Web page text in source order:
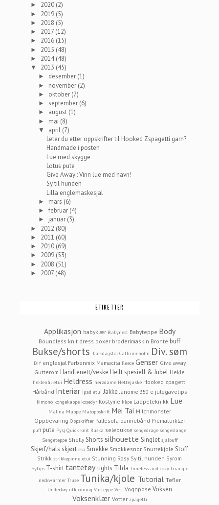
► 2020 (2)
► 2019 (5)
► 2018 (5)
► 2017 (12)
► 2016 (15)
► 2015 (48)
► 2014(48)
▼ 2013 (45)
► desember (1)
► november (2)
► oktober (7)
►september (6)
► august (1)
► mai (8)
▼ april (7)
Leter du etter oppskrifter til Hooked Zspagetti garn?
Handmade i posten
Lue med skygge
Lotus pute
Give Away : Vinn lue med navn!
Sy til hunden
Lilla englemaskesjal
► mars (6)
►februar (4)
► januar (3)
► 2012 (80)
► 2011 (60)
► 2010 (69)
► 2009 (53)
► 2008 (51)
► 2007 (48)
ETIKETTER
Applikasjon babyklær Babynest Babyteppe Body
Boundless knit dress boxer broderimaskin Bronte buff
Bukse/shorts bursdagstol Cathrineholm Div. søm
DIY englesjal Farbenmix Mamacita fleece Genser Give away
Gutterom Handlenett/veske Heilt spesiell & Jubel Hekle
heklenål etui Heldress herzdame Hettejakke Hooked zpagetti
Hårbånd Interiør ipad etui Jakke Janome 350 e julegavetips
kimono kongekappe kosedyr Kostyme kåpe Lappeteknikk Lue
Malina Mappe Matoppskrift Mei Tai Milchmonster
Oppbevaring Oppskrifter Pallesofa pannebånd Prematurklær
puff pute Pysj Quick knit Ruska selebukse sengedrage sengeslange
Sengeteppe Shelly Shorts silhouette Singlet sjalbuff
Skjerf/hals skjørt sko Smekke Smokkesnor Snurrekjole Stoff
Strikk strikkepinne etui Stunning Rosy Sy til hunden Syrom
Sytips T-shirt tantetøy tights Tilda Timeless and cozy triangle
neckwarmer Truse Tunika/kjole Tutorial Tøfler
Undertøy utkledning Vatteppe Vest Vognpose Voksen
Voksenklær Votter zpagetti